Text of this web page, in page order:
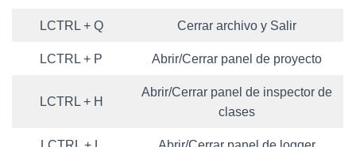
LCTRL + Q Cerrar archivo y Salir
LCTRL + P Abrir/Cerrar panel de proyecto
LCTRL + H
Abrir/Cerrar panel de inspector de
clases